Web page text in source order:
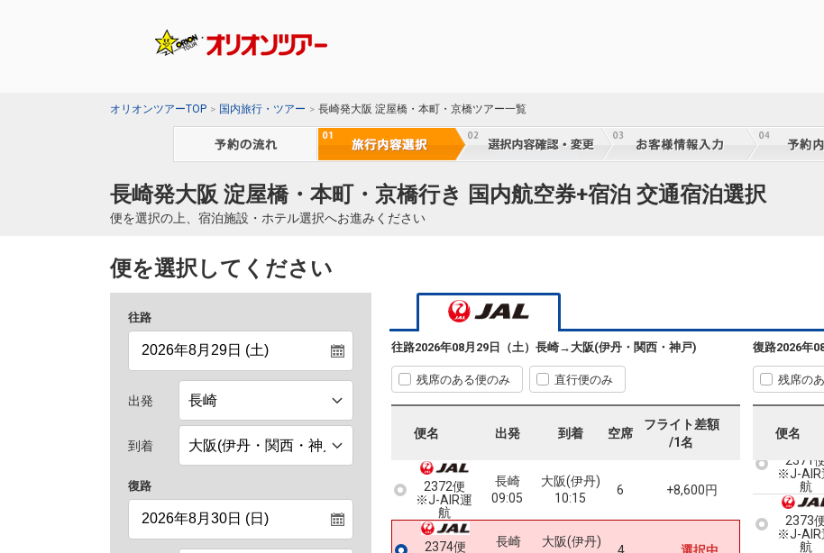
オリオンツアーTOP 国内旅行・ツアー 長崎発大阪 淀屋橋・本町・京橋ツアー一覧
長崎発大阪 淀屋橋・本町・京橋行き 国内航空券+宿泊 交通宿泊選択
便を選択の上、宿泊施設・ホテル選択へお進みください
便を選択してください
往路
出発
到着
復路
往路2026年08月29日（土） 長崎→大阪(伊丹・関西・神戸)
残席のある便のみ 直行便のみ
便名 出発 到着 空席
フライト差額
/1名
2372便
※J-AIR運
航
長崎
09:05
大阪(伊丹)
10:15
6 +8,600円
2374便
長崎
大阪(伊丹)
復路2026年
残席の
便名
2371
※J-AIR
航
2373
※J-AIR
航